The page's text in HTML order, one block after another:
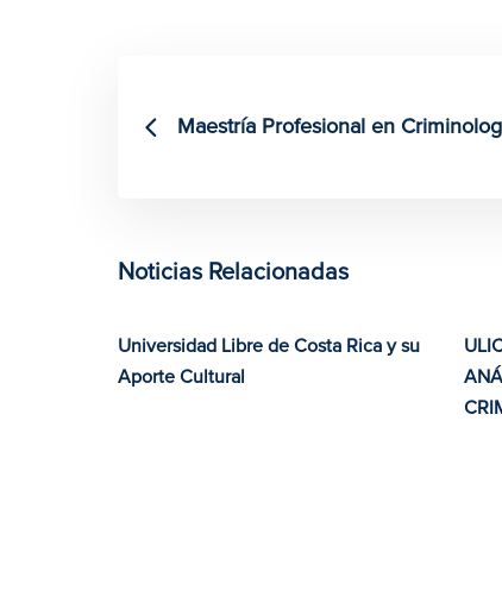
Maestría Profesional en
Noticias Relacionadas
Universidad Libre de Costa Rica y su
Aporte Cultural